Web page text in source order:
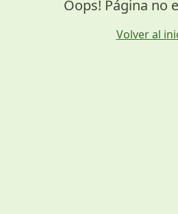
Oops! Página no
Volver al